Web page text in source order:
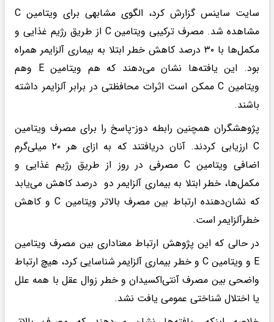
سایت ساینس گزارش کرد، الگوی مشابهی برای ویتامین C
مشاهده شد. مصرف ترکیبی ویتامین C از طریق رژیم غذایی و
مکمل‌ها با ۳۰ درصد کاهش خطر ابتلا به بیماری آلزایمر همراه
بود. این یافته‌ها نشان می‌دهند که هم ویتامین E وهم
ویتامین C ممکن است اثرات محافظتی در برابر آلزایمر داشته
باشند.
پژوهشگران همچنین رابطه دوز-پاسخ را برای مصرف ویتامین
C ارزیابی کردند. آنان دریافتند که به ازای هر ۲۰ میلی‌گرم
اضافی ویتامین C مصرفی در روز از طریق رژیم غذایی و
مکمل‌ها، خطر ابتلا به بیماری آلزایمر دو درصد کاهش می‌یابد
که نشان‌دهنده ارتباط بین مصرف بالاتر ویتامین C و کاهش
خطرآلزایمر است.
در حالی که این پژوهش ارتباط معناداری بین مصرف ویتامین
E و ویتامین C و خطر بیماری آلزایمر شناسایی کرد، هیچ ارتباط
واضحی بین مصرف آنتی‌اکسیدان و خطر زوال عقل با همه علل
یا اختلال شناختی عمومی یافت نشد.